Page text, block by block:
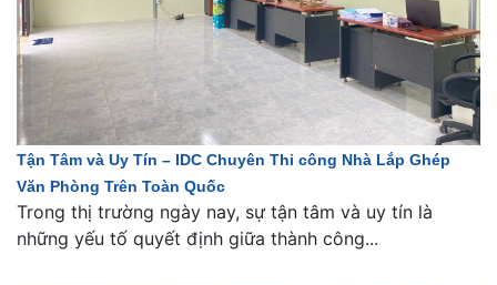
Tận Tâm và Uy Tín – IDC Chuyên Thi công Nhà Lắp Ghép
Văn Phòng Trên Toàn Quốc
Trong thị trường ngày nay, sự tận tâm và uy tín là
những yếu tố quyết định giữa thành công...